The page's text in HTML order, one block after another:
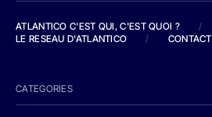
ATLANTICO C'EST QUI, C'EST QUOI ?
/
LE RESEAU D'ATLANTICO
/ CONTACT
CATEGORIES